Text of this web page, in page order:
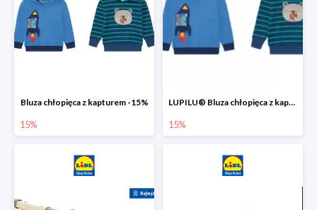
Bluza chłopięca z kapturem -15%
15%
LUPILU® Bluza chłopięca z kapturem
15%